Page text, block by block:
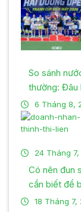
So sánh
thường: Đâu
6 Tháng 8,
24 Tháng
Có nên đun
cần biết để
18 Tháng 7,